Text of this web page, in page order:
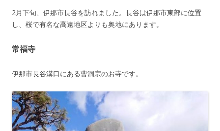
2月下旬、伊那市長谷を訪れました。長谷は伊那市東部に位置
し、桜で有名な高遠地区よりも奥地にあります。
常福寺
伊那市長谷溝口にある曹洞宗のお寺です。